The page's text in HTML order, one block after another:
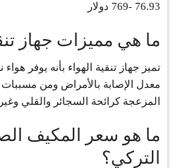
76.93 -769 دولار
ما هي مميزات جهاز
تميز جهاز تنقية الهواء بأنه يوفر
معدل الإصابة بالأمراض ومن
المزعجة كرائحة السجائر والقلي
ما هو سعر المكيف
التركي؟